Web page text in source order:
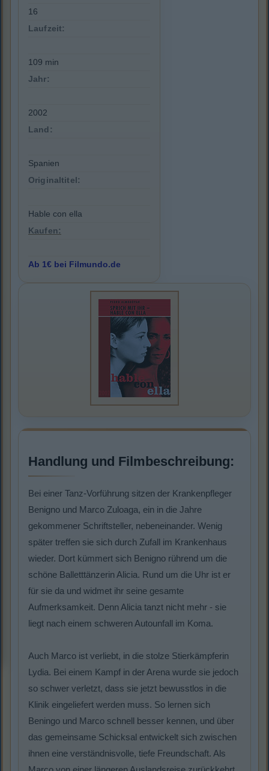
16
Laufzeit:
109 min
Jahr:
2002
Land:
Spanien
Originaltitel:
Hable con ella
Kaufen:
Ab 1€ bei Filmundo.de
Handlung und Filmbeschreibung:
Bei einer Tanz-Vorführung sitzen der Krankenpfleger
Benigno und Marco Zuloaga, ein in die Jahre
gekommener Schriftsteller, nebeneinander. Wenig
später treffen sie sich durch Zufall im Krankenhaus
wieder. Dort kümmert sich Benigno rührend um die
schöne Balletttänzerin Alicia. Rund um die Uhr ist er
für sie da und widmet ihr seine gesamte
Aufmerksamkeit. Denn Alicia tanzt nicht mehr - sie
liegt nach einem schweren Autounfall im Koma.
Auch Marco ist verliebt, in die stolze Stierkämpferin
Lydia. Bei einem Kampf in der Arena wurde sie jedoch
so schwer verletzt, dass sie jetzt bewusstlos in die
Klinik eingeliefert werden muss. So lernen sich
Beningo und Marco schnell besser kennen, und über
das gemeinsame Schicksal entwickelt sich zwischen
ihnen eine verständnisvolle, tiefe Freundschaft. Als